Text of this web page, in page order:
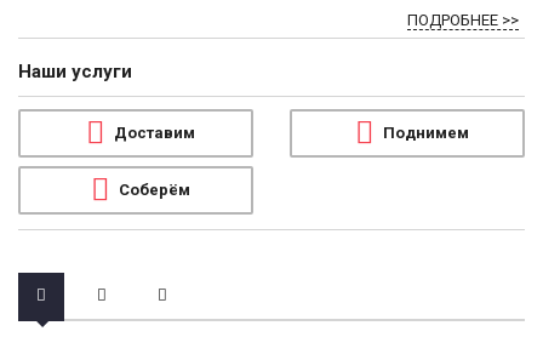
ПОДРОБНЕЕ >>
Наши услуги
Доставим Поднимем
Соберём